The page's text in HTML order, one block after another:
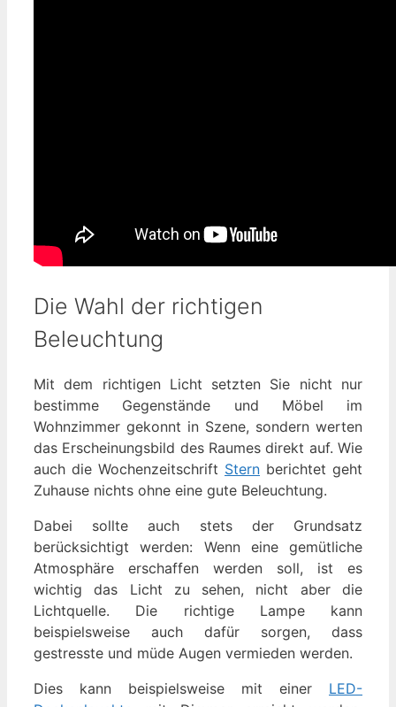
Die Wahl der richtigen
Beleuchtung
Mit dem richtigen Licht setzten Sie nicht nur
bestimme Gegenstände und Möbel im
Wohnzimmer gekonnt in Szene, sondern werten
das Erscheinungsbild des Raumes direkt auf. Wie
auch die Wochenzeitschrift Stern berichtet geht
Zuhause nichts ohne eine gute Beleuchtung.
Dabei sollte auch stets der Grundsatz
berücksichtigt werden: Wenn eine gemütliche
Atmosphäre erschaffen werden soll, ist es
wichtig das Licht zu sehen, nicht aber die
Lichtquelle. Die richtige Lampe kann
beispielsweise auch dafür sorgen, dass
gestresste und müde Augen vermieden werden.
Dies kann beispielsweise mit einer LED-